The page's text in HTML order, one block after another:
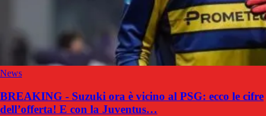
News
BREAKING - Suzuki ora è vicino al PSG: ecco le cifre
dell’offerta! E con la Juventus…